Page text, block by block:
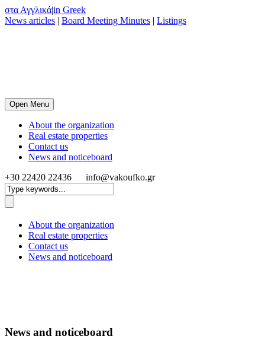
στα Αγγλικά|in Greek
News articles | Board Meeting Minutes | Listings
Open Menu
About the organization
Real estate properties
Contact us
News and noticeboard
+30 22420 22436
info@vakoufko.gr
About the organization
Real estate properties
Contact us
News and noticeboard
News and noticeboard